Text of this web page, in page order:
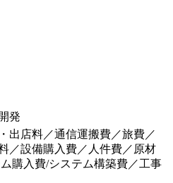
発
出店料／通信運搬費／旅費／
／設備購入費／人件費／原材
購入費/システム構築費／工事